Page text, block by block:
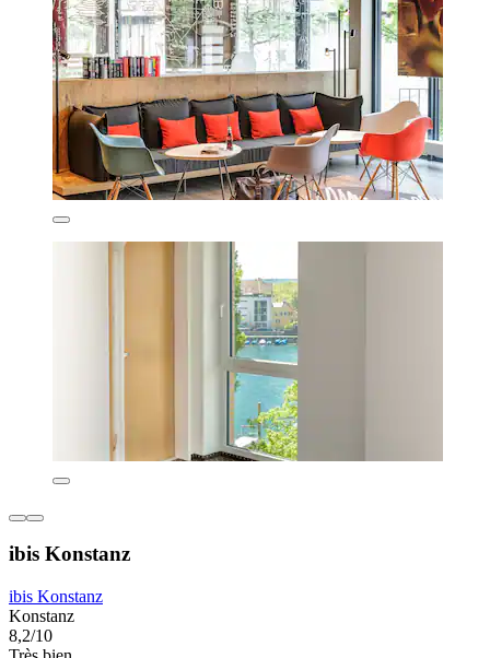
ibis Konstanz
ibis Konstanz
Konstanz
8,2/10